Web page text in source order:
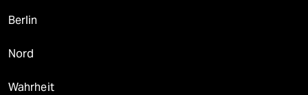
Berlin
Nord
Wahrheit